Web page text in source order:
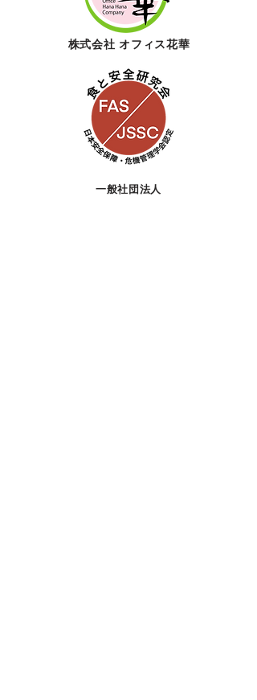
株式会社​ オフィス花華
一般社団法人